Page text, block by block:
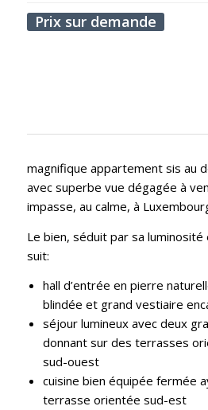
Prix sur demande
magnifique appartement sis au
avec superbe vue dégagée à
impasse, au calme, à
Le bien, séduit par sa
suit:
hall d’entrée en pierre
blindée et grand vestiaire
séjour lumineux avec deux
donnant sur des terrasses
sud-ouest
cuisine bien équipée fermée
terrasse orientée sud-est